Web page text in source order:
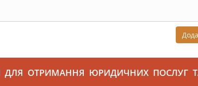
ДЛЯ ОТРИМАННЯ ЮРИДИЧНИХ ПОСЛУГ